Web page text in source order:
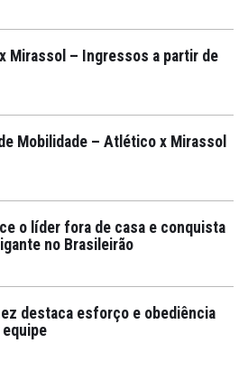
Mirassol – Ingressos a partir de
Mobilidade – Atlético x Mirassol
o líder fora de casa e conquista
no Brasileirão
destaca esforço e obediência